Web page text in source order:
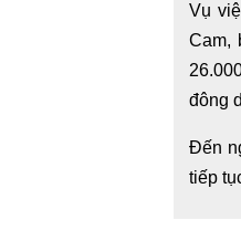
Vụ
Cam,
đông
Đến
tiếp